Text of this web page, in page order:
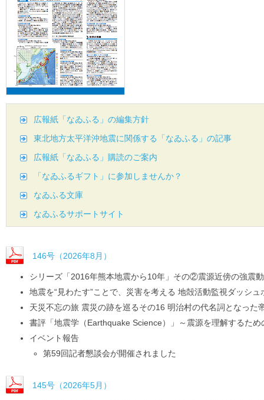
広報紙「なゐふる」の編集方針
東北地方太平洋沖地震に関係する「なゐふる」の記事
広報紙「なゐふる」購読のご案内
「なゐふるギフト」に参加しませんか？
なゐふる文庫
なゐふるサポートサイト
146号（2026年8月）
シリーズ「2016年熊本地震から10年」その②震源近傍の強震
地震を“見わたす”ことで、災害を考える 地殻活動監視ダッシ
天災不忘の旅 震災の跡を巡るその16 明治村の代名詞となった
書評「地震学（Earthquake Science）」～震源を理解するため
イベント報告
第59回記者懇談会が開催されました
145号（2026年5月）